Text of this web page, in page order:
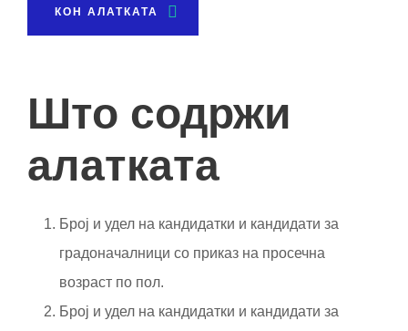
КОН АЛАТКАТА
Што содржи
алатката
Број и удел на кандидатки и кандидати за
градоначалници со приказ на просечна
возраст по пол.
Број и удел на кандидатки и кандидати за